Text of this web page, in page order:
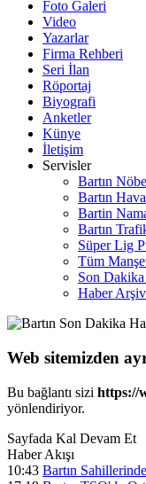
Foto Galeri
Video
Yazarlar
Firma Rehberi
Seri İlan
Röportaj
Biyografi
Anketler
Künye
İletişim
Servisler
Bartın
Bartın
Bartin
Bartın
Süper Lig
Tüm
Son
Haber
Web sitemizden
Bu bağlantı sizi https://
yönlendiriyor.
Sayfada Kal Devam Et
Haber Akışı
10:43 Bartın